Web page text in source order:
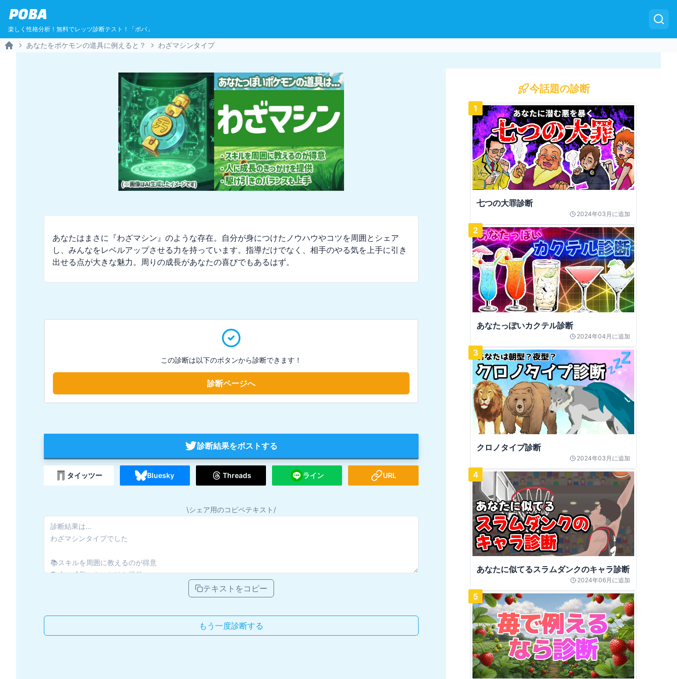
POBA
楽しく性格分析！無料でレッツ診断テスト！「ポバ」
あなたをポケモンの道具に例えると？ わざマシンタイプ
あなたはまさに『わざマシン』のような存在。自分が身につけたノウハウやコツを周囲とシェア
し、みんなをレベルアップさせる力を持っています。指導だけでなく、相手のやる気を上手に引き
出せる点が大きな魅力。周りの成長があなたの喜びでもあるはず。
この診断は以下のボタンから診断できます！
診断ページへ
診断結果をポストする
タイッツー Bluesky Threads ライン URL
\シェア用のコピペテキスト/
テキストをコピー
もう一度診断する
今話題の診断
1
七つの大罪診断
2024年03月 に追加
2
あなたっぽいカクテル診断
2024年04月 に追加
3
クロノタイプ診断
2024年03月 に追加
4
あなたに似てるスラムダンクのキャラ診断
2024年06月 に追加
5